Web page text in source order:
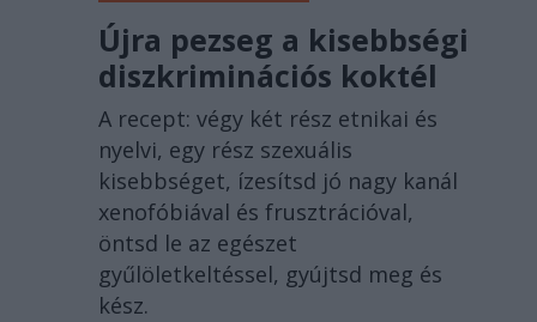
Újra pezseg a kisebbségi
diszkriminációs koktél
A recept: végy két rész etnikai és
nyelvi, egy rész szexuális
kisebbséget, ízesítsd jó nagy kanál
xenofóbiával és frusztrációval,
öntsd le az egészet
gyűlöletkeltéssel, gyújtsd meg és
kész.